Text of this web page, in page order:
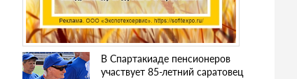
В Спартакиаде пенсионеров
участвует 85-летний саратовец